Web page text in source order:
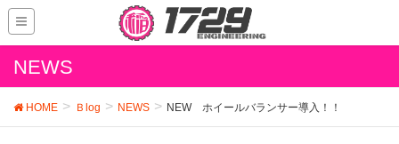
NEWS
HOME Ｂlog NEWS NEW ホイールバランサー導入！！